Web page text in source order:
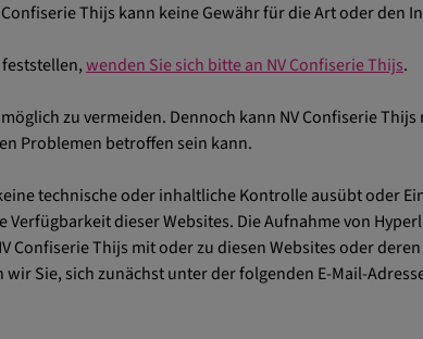
Thijs kann keine Gewähr für die Art oder den
wenden Sie sich bitte an NV Confiserie Thijs.
zu vermeiden. Dennoch kann NV Confiserie
Problemen betroffen sein kann.
technische oder inhaltliche Kontrolle ausübt oder
dieser Websites. Die Aufnahme von
Thijs mit oder zu diesen Websites oder
Sie, sich zunächst unter der folgenden E-Mail-